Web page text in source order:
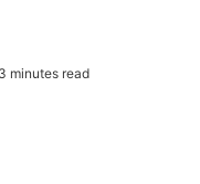
3 minutes read